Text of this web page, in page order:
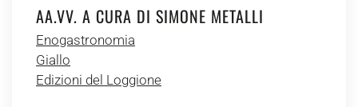
AA.VV. A CURA DI SIMONE METALLI
Enogastronomia
Giallo
Edizioni del Loggione